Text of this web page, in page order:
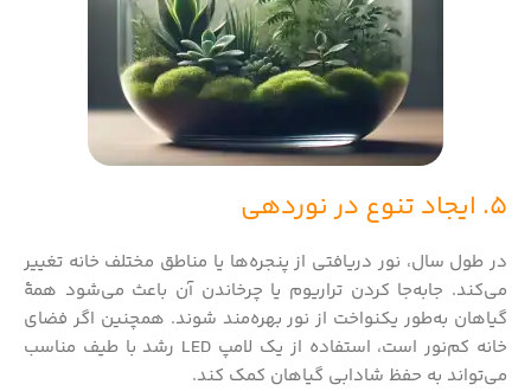
5. ایجاد تنوع در نوردهی
در طول سال، نور دریافتی از پنجره‌ها یا مناطق مختلف خانه تغییر
می‌کند. جابه‌جا کردن تراریوم یا چرخاندن آن باعث می‌شود همهٔ
گیاهان به‌طور یکنواخت از نور بهره‌مند شوند. همچنین اگر فضای
خانه کم‌نور است، استفاده از یک لامپ LED رشد با طیف مناسب
می‌تواند به حفظ شادابی گیاهان کمک کند.